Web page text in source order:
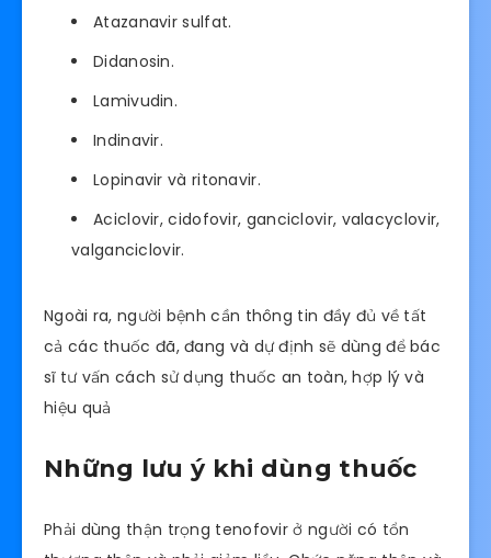
Atazanavir sulfat.
Didanosin.
Lamivudin.
Indinavir.
Lopinavir và ritonavir.
Aciclovir, cidofovir, ganciclovir, valacyclovir,
valganciclovir.
Ngoài ra, người bệnh cần thông tin đầy đủ về tất
cả các thuốc đã, đang và dự định sẽ dùng để bác
sĩ tư vấn cách sử dụng thuốc an toàn, hợp lý và
hiệu quả
Những lưu ý khi dùng thuốc
Phải dùng thận trọng tenofovir ở người có tổn